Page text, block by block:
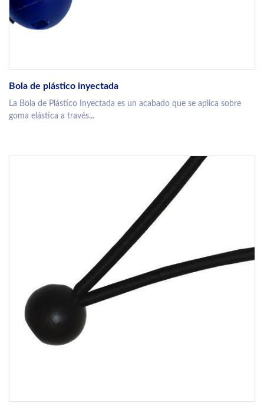
Bola de plástico inyectada
La Bola de Plástico Inyectada es un acabado que se aplica sobre
goma elástica a través...